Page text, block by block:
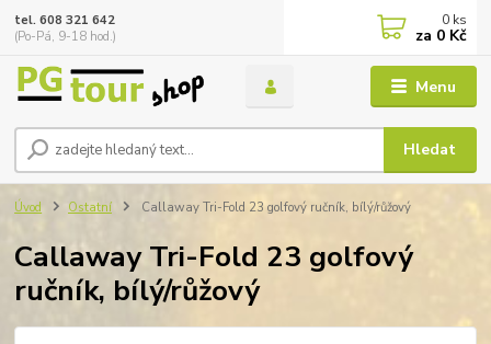
Menu
Hledat
tel. 608 321 642
(Po-Pá, 9-18 hod.)
0 ks
za 0 Kč
Úvod Ostatní Callaway Tri-Fold 23 golfový ručník, bílý/růžový
Callaway Tri-Fold 23 golfový
ručník, bílý/růžový